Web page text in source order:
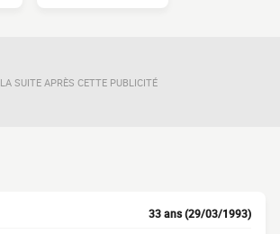
LA SUITE APRÈS CETTE PUBLICITÉ
33 ans (29/03/1993)